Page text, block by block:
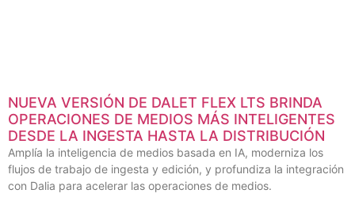
NUEVA VERSIÓN DE DALET FLEX LTS BRINDA
OPERACIONES DE MEDIOS MÁS INTELIGENTES
DESDE LA INGESTA HASTA LA DISTRIBUCIÓN
Amplía la inteligencia de medios basada en IA, moderniza los
flujos de trabajo de ingesta y edición, y profundiza la integración
con Dalia para acelerar las operaciones de medios.